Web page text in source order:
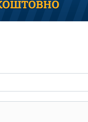
в офісі Ukraine-Express